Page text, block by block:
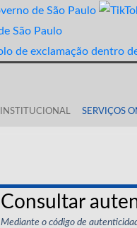
INSTITUCIONAL SERVIÇOS
Consultar
Mediante o código de